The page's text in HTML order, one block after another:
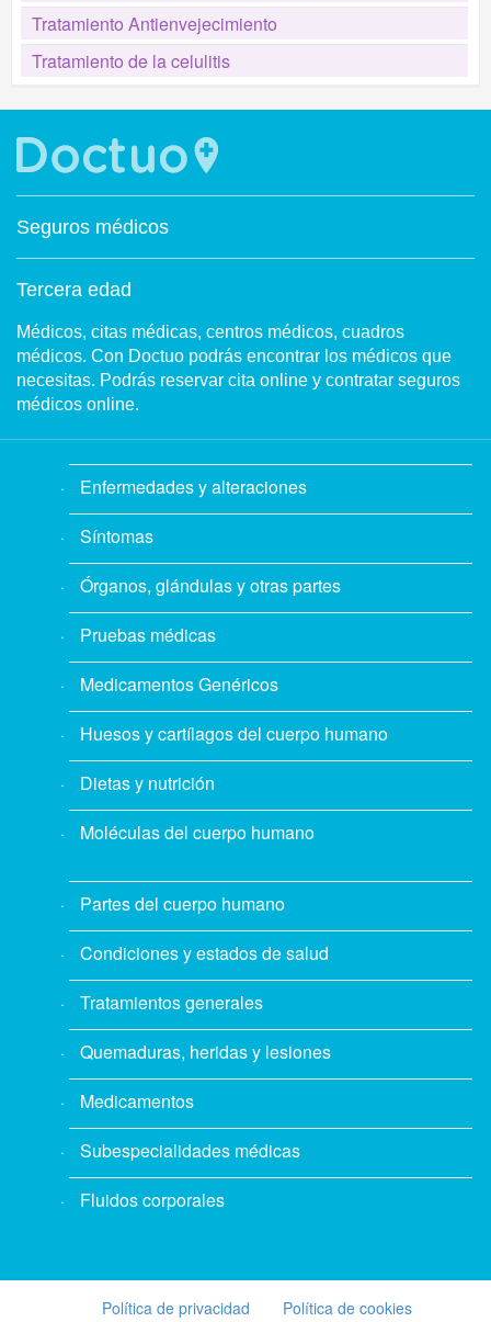
Tratamiento Antienvejecimiento
Tratamiento de la celulitis
Seguros médicos
Tercera edad
Médicos, citas médicas, centros médicos, cuadros
médicos. Con Doctuo podrás encontrar los médicos que
necesitas. Podrás reservar cita online y contratar seguros
médicos online.
Enfermedades y alteraciones
Síntomas
Órganos, glándulas y otras partes
Pruebas médicas
Medicamentos Genéricos
Huesos y cartílagos del cuerpo humano
Dietas y nutrición
Moléculas del cuerpo humano
Partes del cuerpo humano
Condiciones y estados de salud
Tratamientos generales
Quemaduras, heridas y lesiones
Medicamentos
Subespecialidades médicas
Fluidos corporales
Política de privacidad Política de cookies